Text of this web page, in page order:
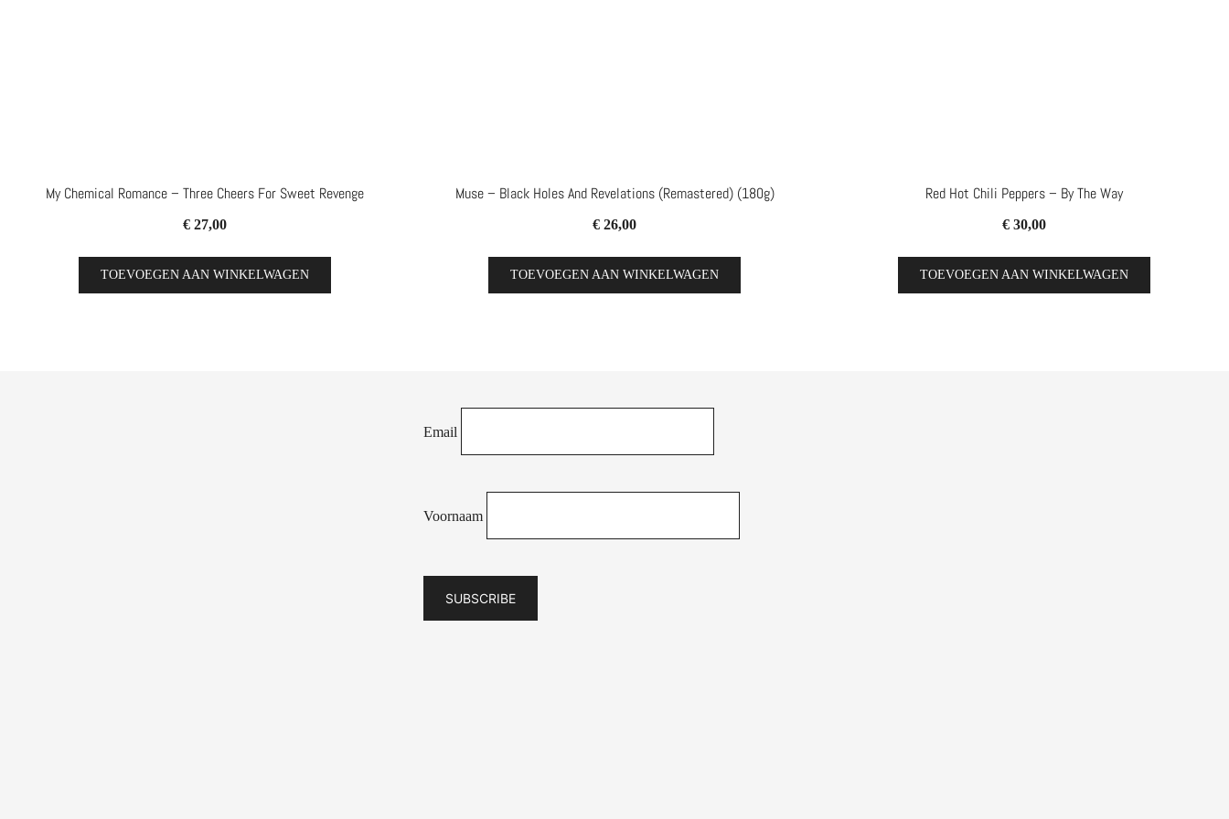
My Chemical Romance – Three Cheers For Sweet Revenge
€ 27,00
TOEVOEGEN AAN WINKELWAGEN
Muse – Black Holes And Revelations (remastered) (180g)
€ 26,00
TOEVOEGEN AAN WINKELWAGEN
Red Hot Chili Peppers – By The Way
€ 30,00
TOEVOEGEN AAN WINKELWAGEN
Email
Voornaam